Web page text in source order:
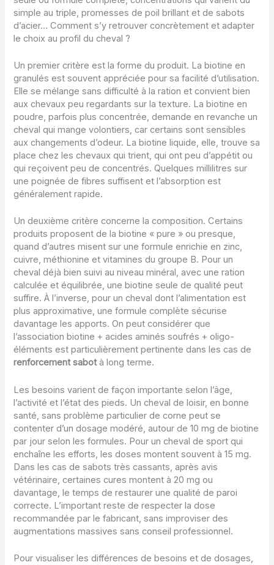
simple au triple, promesses de poil brillant et de sabots
d’acier… Comment s’y retrouver concrètement et adapter
le choix au profil du cheval ?
Un premier critère est la forme du produit. La biotine en
granulés est souvent appréciée pour sa facilité d’utilisation.
Elle se mélange sans difficulté à la ration et convient bien
aux chevaux peu regardants sur la texture. La biotine en
poudre, parfois plus concentrée, demande en revanche un
cheval qui mange volontiers, car certains sont sensibles
aux changements d’odeur. La biotine liquide, elle, trouve sa
place chez les chevaux qui trient, qui ont peu d’appétit ou
qui reçoivent peu de concentrés. Quelques millilitres sur
une poignée de fibres suffisent et l’absorption est
généralement rapide.
Un deuxième critère concerne la composition. Certains
produits proposent de la biotine « pure » ou presque,
quand d’autres misent sur une formule enrichie en zinc,
cuivre, méthionine et vitamines du groupe B. Pour un
cheval déjà bien suivi au niveau minéral, avec une ration
calculée et équilibrée, une biotine seule de qualité peut
suffire. À l’inverse, pour un cheval dont l’alimentation est
plus approximative, une formule complète sécurise
davantage les apports. On peut considérer que
l’association biotine + acides aminés soufrés + oligo-
éléments est particulièrement pertinente dans les cas de
renforcement sabotà long terme.
Les besoins varient de façon importante selon l’âge,
l’activité et l’état des pieds. Un cheval de loisir, en bonne
santé, sans problème particulier de corne peut se
contenter d’un dosage modéré, autour de 10 mg de biotine
par jour selon les formules. Pour un cheval de sport qui
enchaîne les efforts, les doses montent souvent à 15 mg.
Dans les cas de sabots très cassants, après avis
vétérinaire, certaines cures montent à 20 mg ou
davantage, le temps de restaurer une qualité de paroi
correcte. L’important reste de respecter la dose
recommandée par le fabricant, sans improviser des
augmentations massives sans conseil professionnel.
Pour visualiser les différences de besoins et de dosages,